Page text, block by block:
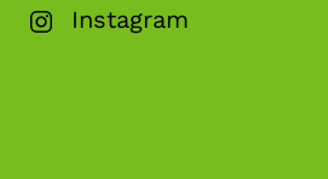
Instagram